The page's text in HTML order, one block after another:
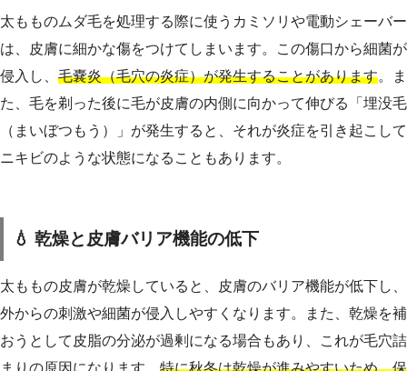
太もものムダ毛を処理する際に使うカミソリや電動シェーバー
は、皮膚に細かな傷をつけてしまいます。この傷口から細菌が
侵入し、 毛嚢炎（毛穴の炎症）が発生することがあります。ま
た、毛を剃った後に毛が皮膚の内側に向かって伸びる「埋没毛
（まいぼつもう）」が発生すると、それが炎症を引き起こして
ニキビのような状態になることもあります。
💧 乾燥と皮膚バリア機能の低下
太ももの皮膚が乾燥していると、皮膚のバリア機能が低下し、
外からの刺激や細菌が侵入しやすくなります。また、乾燥を補
おうとして皮脂の分泌が過剰になる場合もあり、これが毛穴詰